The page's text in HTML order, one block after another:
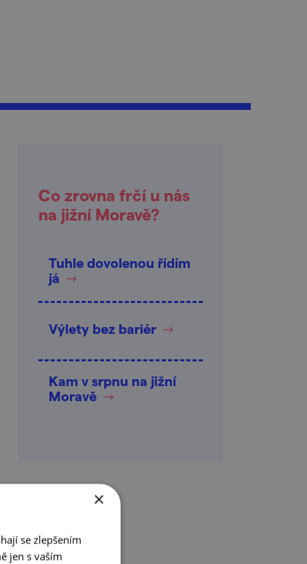
Co zrovna frčí u nás
na jižní Moravě?
Tuhle dovolenou řídím
já
Výlety bez bariér
Kam v srpnu na jižní
Moravě
×
se zlepšením
jen s vaším